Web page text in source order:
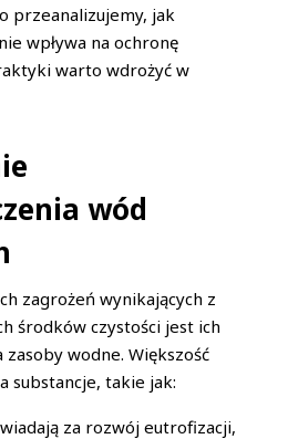
przeanalizujemy, jak
wpływa na ochronę
warto wdrożyć w
wód
zagrożeń wynikających z
środków czystości jest ich
zasoby wodne. Większość
substancje, takie jak:
za rozwój eutrofizacji,